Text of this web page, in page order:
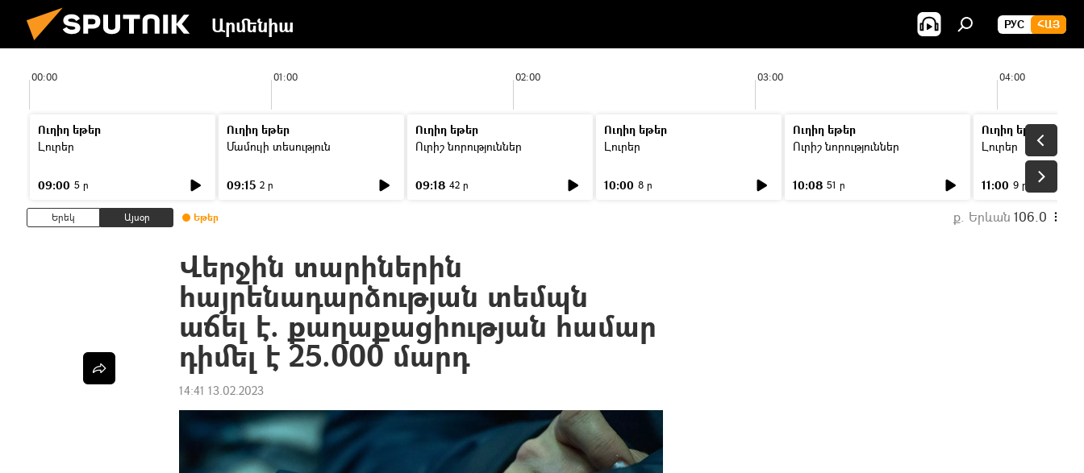
Արմենիա РУС ՀԱՅ
00:00 01:00 02:00 03:00 04:00
Ուղիղ եթեր
Լուրեր
09:00 5 ր
Ուղիղ եթեր
Մամուլի տեսություն
09:15 2 ր
Ուղիղ եթեր
Ուրիշ նորություններ
09:18 42 ր
Ուղիղ եթեր
Լուրեր
10:00 8 ր
Ուղիղ եթեր
Ուրիշ նորություններ
10:08 51 ր
Ուղիղ եթեր
Լուրեր
11:00 9 ր
Երեկ Այսօր Եթեր ք. Երևան 106.0
Վերջին տարիներին
հայրենադարձության տեմպն
աճել է. քաղաքացիության համար
դիմել է 25.000 մարդ
14:41 13.02.2023